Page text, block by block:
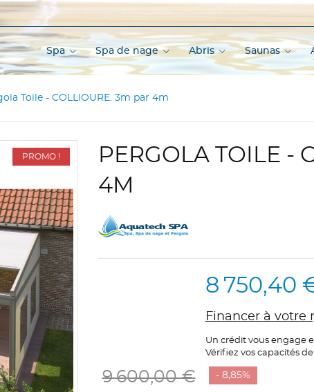
Spa Spa de nage Abris Saunas
Toile - COLLIOURE. 3m par 4m
PROMO !
PERGOLA TOILE -
4M
9 600,00 €
8 750,40
Financer à votre
Un crédit vous engage
Vérifiez vos capacités
- 8,85%